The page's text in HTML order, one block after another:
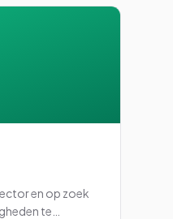
en op zoek
te